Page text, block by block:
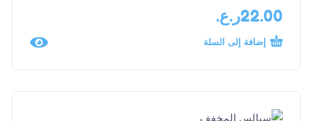
22.00ر.ع.
إضافة إلى السلة